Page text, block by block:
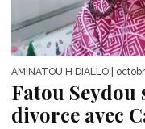
AMINATOU H DIALLO |
Fatou Seydou
divorce avec